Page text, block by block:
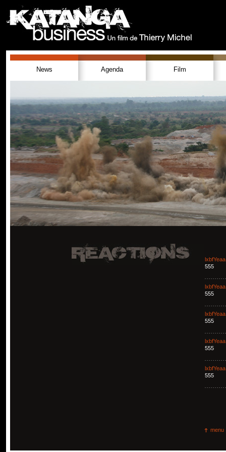
News Agenda Film
lxbfYeaa
555
lxbfYeaa
555
lxbfYeaa
555
lxbfYeaa
555
lxbfYeaa
555
menu